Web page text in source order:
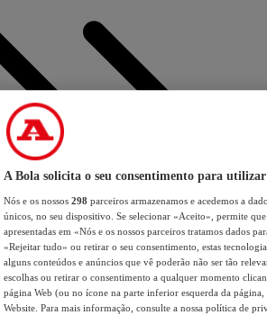
A Bola solicita o seu consentimento para utilizar
Nós e os nossos 298 parceiros armazenamos e acedemos a
únicos, no seu dispositivo. Se selecionar «Aceito», permite
apresentadas em «Nós e os nossos parceiros tratamos dados
«Rejeitar tudo» ou retirar o seu consentimento, estas
alguns conteúdos e anúncios que vê poderão não ser tão
escolhas ou retirar o consentimento a qualquer momento
página Web (ou no ícone na parte inferior esquerda da página,
Website. Para mais informação, consulte a nossa política de